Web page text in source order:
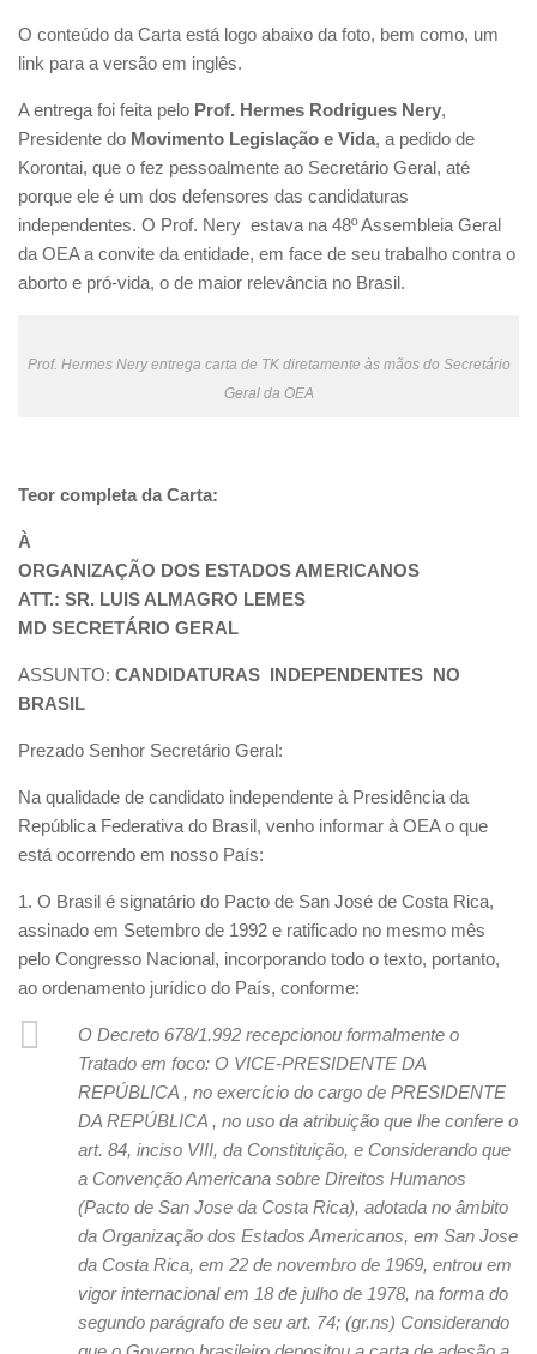
O conteúdo da Carta está logo abaixo da foto, bem como, um
link para a versão em inglês.
A entrega foi feita pelo Prof. Hermes Rodrigues Nery,
Presidente do Movimento Legislação e Vida, a pedido de
Korontai, que o fez pessoalmente ao Secretário Geral, até
porque ele é um dos defensores das candidaturas
independentes. O Prof. Nery estava na 48º Assembleia Geral
da OEA a convite da entidade, em face de seu trabalho contra o
aborto e pró-vida, o de maior relevância no Brasil.
Prof. Hermes Nery entrega carta de TK diretamente às mãos do Secretário
Geral da OEA
Teor completa da Carta:
À
ORGANIZAÇÃO DOS ESTADOS AMERICANOS
ATT.: SR. LUIS ALMAGRO LEMES
MD SECRETÁRIO GERAL
ASSUNTO: CANDIDATURAS INDEPENDENTES NO
BRASIL
Prezado Senhor Secretário Geral:
Na qualidade de candidato independente à Presidência da
República Federativa do Brasil, venho informar à OEA o que
está ocorrendo em nosso País:
1. O Brasil é signatário do Pacto de San José de Costa Rica,
assinado em Setembro de 1992 e ratificado no mesmo mês
pelo Congresso Nacional, incorporando todo o texto, portanto,
ao ordenamento jurídico do País, conforme:
O Decreto 678/1.992 recepcionou formalmente o
Tratado em foco: O VICE-PRESIDENTE DA
REPÚBLICA , no exercício do cargo de PRESIDENTE
DA REPÚBLICA , no uso da atribuição que lhe confere o
art. 84, inciso VIII, da Constituição, e Considerando que
a Convenção Americana sobre Direitos Humanos
(Pacto de San Jose da Costa Rica), adotada no âmbito
da Organização dos Estados Americanos, em San Jose
da Costa Rica, em 22 de novembro de 1969, entrou em
vigor internacional em 18 de julho de 1978, na forma do
segundo parágrafo de seu art. 74; (gr.ns) Considerando